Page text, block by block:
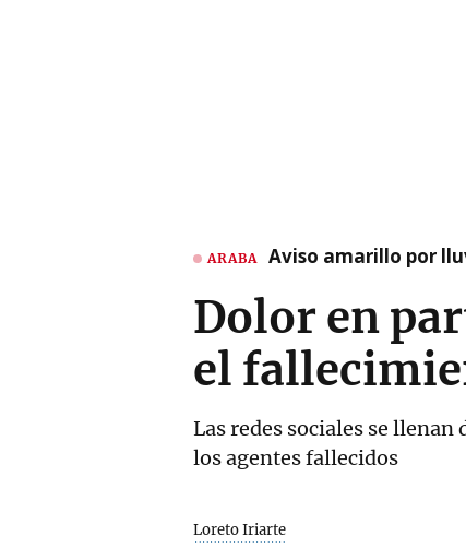
ARABA Aviso amarillo por
Dolor en
el
Las redes sociales se
los agentes fallecidos
Loreto Iriarte